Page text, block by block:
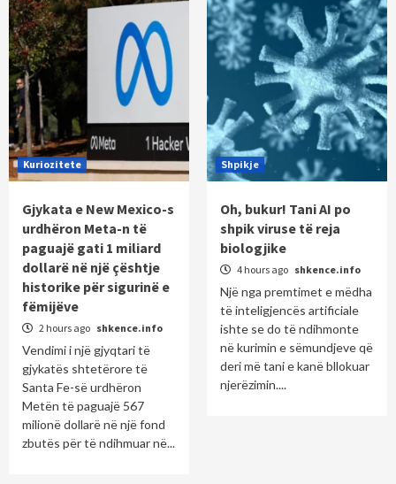
Kuriozitete
Gjykata e New Mexico-s
urdhëron Meta-n të
paguajë gati 1 miliard
dollarë në një çështje
historike për sigurinë e
fëmijëve
2 hours ago shkence.info
Vendimi i një gjyqtari të
gjykatës shtetërore të
Santa Fe-së urdhëron
Metën të paguajë 567
milionë dollarë në një fond
zbutës për të ndihmuar në...
Shpikje
Oh, bukur! Tani AI po
shpik viruse të reja
biologjike
4 hours ago shkence.info
Një nga premtimet e mëdha
të inteligjencës artificiale
ishte se do të ndihmonte
në kurimin e sëmundjeve që
deri më tani e kanë bllokuar
njerëzimin....